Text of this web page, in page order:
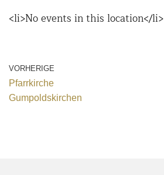
<li>No events in this location</li>
VORHERIGE
Pfarrkirche
Gumpoldskirchen